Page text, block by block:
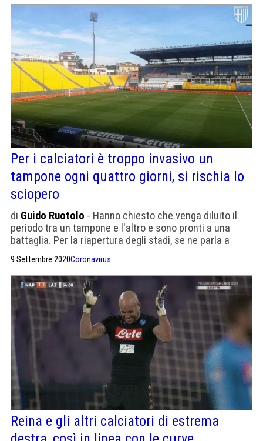
Per i calciatori è troppo invasivo un
tampone ogni quattro giorni, si rischia lo
sciopero
di Guido Ruotolo - Hanno chiesto che venga diluito il
periodo tra un tampone e l'altro e sono pronti a una
battaglia. Per la riapertura degli stadi, se ne parla a
metà ottobre
9 Settembre 2020Coronavirus
Reina e gli altri calciatori di estrema